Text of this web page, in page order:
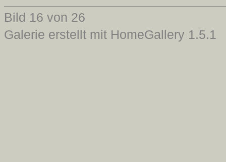
Bild 16 von 26
Galerie erstellt mit HomeGallery 1.5.1